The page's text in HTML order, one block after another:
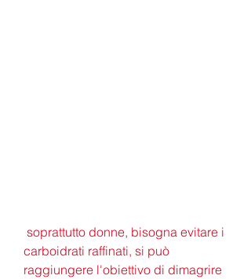
carboidrati raffinati, si può
raggiungere l'obiettivo di dimagrire